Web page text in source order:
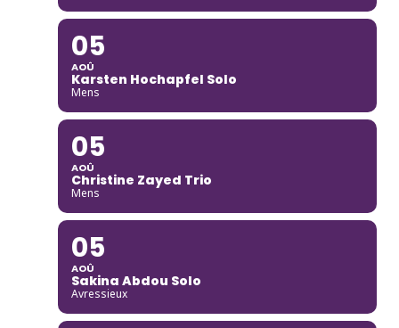
05
AOÛ
Karsten Hochapfel Solo
Mens
05
AOÛ
Christine Zayed Trio
Mens
05
AOÛ
Sakina Abdou Solo
Avressieux